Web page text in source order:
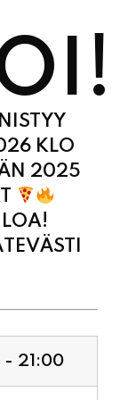
KLO
2025
- 21:00